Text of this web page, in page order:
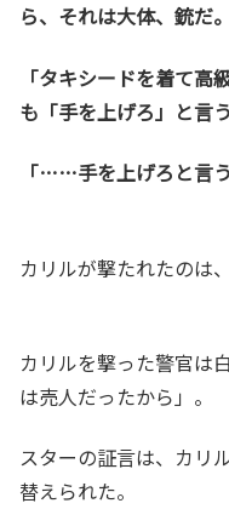
ら、それは大体、銃だ
「タキシードを着て
も「手を上げろ」と言う
「……手を上げろと言う
カリルが撃たれたのは
カリルを撃った警官は
は売人だったから」。
スターの証言は、カリ
替えられた。